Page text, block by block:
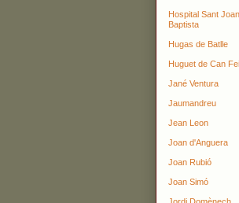
Hospital Sant Joan
Baptista
Hugas de Batlle
Huguet de Can
Jané Ventura
Jaumandreu
Jean Leon
Joan d'Anguera
Joan Rubió
Joan Simó